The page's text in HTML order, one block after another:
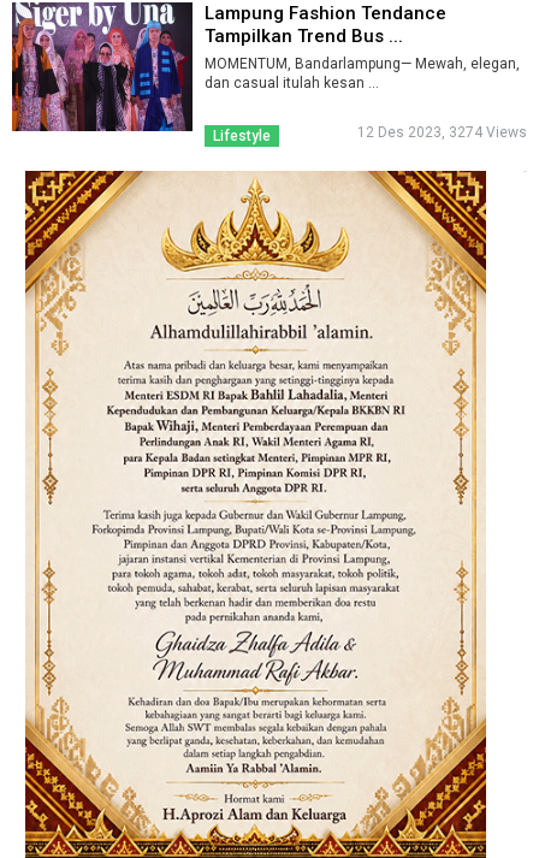
Lampung Fashion Tendance
Tampilkan Trend Bus ...
MOMENTUM, Bandarlampung— Mewah, elegan,
dan casual itulah kesan ...
Lifestyle 12 Des 2023, 3274 Views